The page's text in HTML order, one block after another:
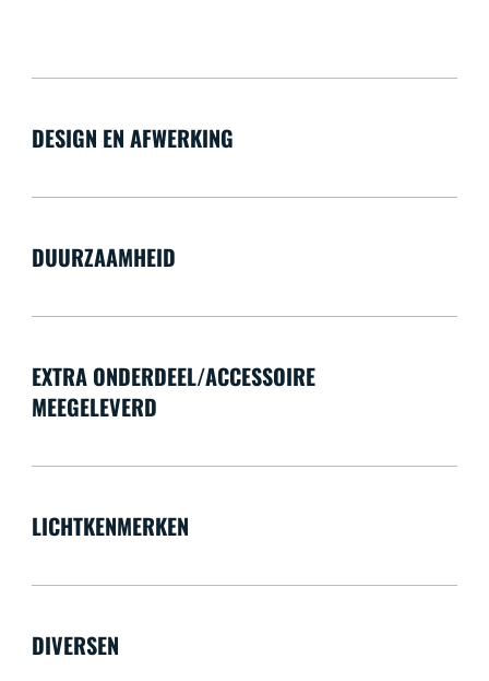
DESIGN EN AFWERKING
DUURZAAMHEID
EXTRA ONDERDEEL/ACCESSOIRE
MEEGELEVERD
LICHTKENMERKEN
DIVERSEN